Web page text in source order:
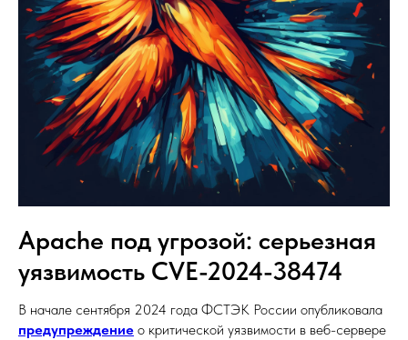
Apache под угрозой: серьезная
уязвимость CVE-2024-38474
В начале сентября 2024 года ФСТЭК России опубликовала
предупреждение о критической уязвимости в веб-сервере